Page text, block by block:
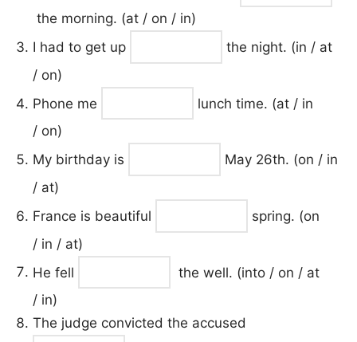
the morning. (at / on / in)
I had to get up
the night. (in / at
/ on)
Phone me
lunch time. (at / in
/ on)
My birthday is
May 26th. (on / in
/ at)
France is beautiful
spring. (on
/ in / at)
He fell
the well. (into / on / at
/ in)
The judge convicted the accused